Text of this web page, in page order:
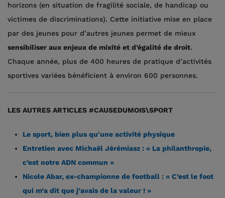
horizons (en situation de fragilité sociale, de handicap ou
victimes de discriminations). Cette initiative mise en place
par des jeunes pour d’autres jeunes permet de mieux
sensibiliser aux enjeux de mixité et d’égalité de droit.
Chaque année, plus de 400 heures de pratique d’activités
sportives variées bénéficient à environ 600 personnes.
LES AUTRES ARTICLES #CAUSEDUMOIS\SPORT
Le sport, bien plus qu'une activité physique
Entretien avec Michaël Jérémiasz : « La philanthropie,
c’est notre ADN commun »
Nicole Abar, ex-championne de football : « C’est le foot
qui m’a dit que j’avais de la valeur ! »